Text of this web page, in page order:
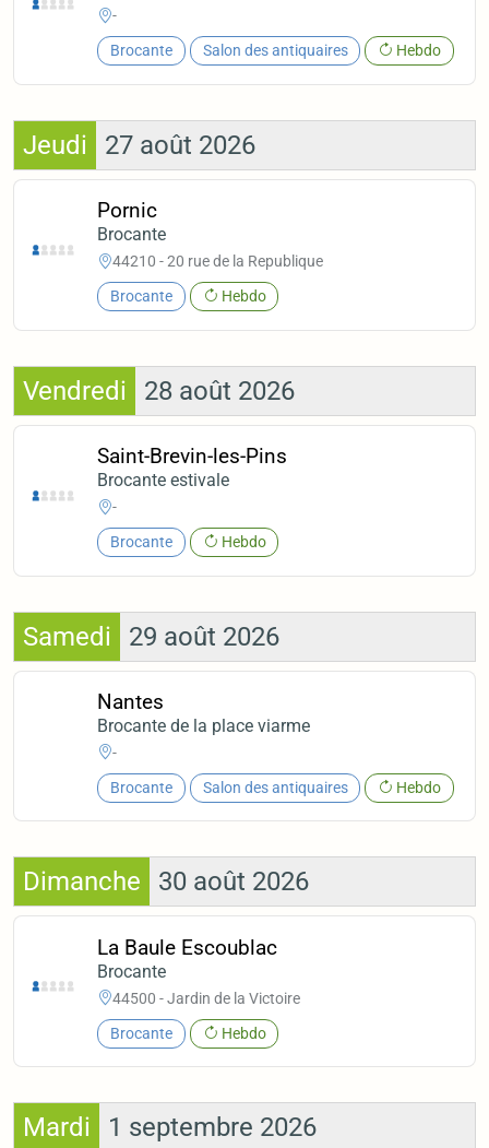
-
Brocante Salon des antiquaires Hebdo
Jeudi 27 août 2026
Pornic
Brocante
44210 - 20 rue de la Republique
Brocante Hebdo
Vendredi 28 août 2026
Saint-Brevin-les-Pins
Brocante estivale
-
Brocante Hebdo
Samedi 29 août 2026
Nantes
Brocante de la place viarme
-
Brocante Salon des antiquaires Hebdo
Dimanche 30 août 2026
La Baule Escoublac
Brocante
44500 - Jardin de la Victoire
Brocante Hebdo
Mardi 1 septembre 2026